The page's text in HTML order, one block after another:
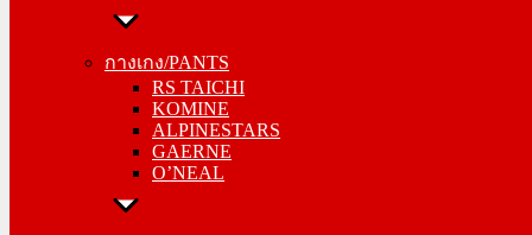
กางเกง/PANTS
RS TAICHI
KOMINE
ALPINESTARS
GAERNE
O’NEAL
กางเกง/PANTS
KOMINE
ALPINESTARS
GAERNE
O’NEAL
รองเท้า/BOOTS